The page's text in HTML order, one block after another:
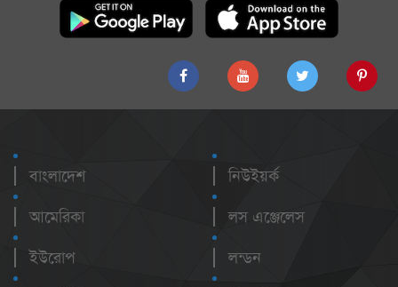
বাংলাদেশ
আমেরিকা
ইউরোপ
নিউইয়র্ক
লস এঞ্জেলেস
লন্ডন